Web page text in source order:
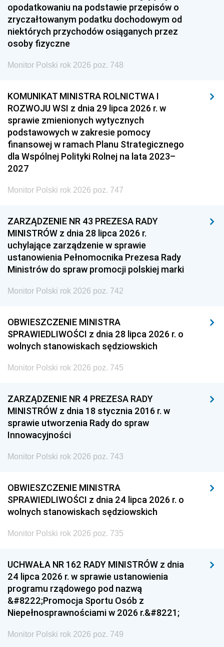
opodatkowaniu na podstawie przepisów o
zryczałtowanym podatku dochodowym od
niektórych przychodów osiąganych przez
osoby fizyczne
Monitor Polski rok 2026 poz. 748
KOMUNIKAT MINISTRA ROLNICTWA I
ROZWOJU WSI z dnia 29 lipca 2026 r. w
sprawie zmienionych wytycznych
podstawowych w zakresie pomocy
finansowej w ramach Planu Strategicznego
dla Wspólnej Polityki Rolnej na lata 2023–
2027
Monitor Polski rok 2026 poz. 747
ZARZĄDZENIE NR 43 PREZESA RADY
MINISTRÓW z dnia 28 lipca 2026 r.
uchylające zarządzenie w sprawie
ustanowienia Pełnomocnika Prezesa Rady
Ministrów do spraw promocji polskiej marki
Monitor Polski rok 2026 poz. 742
OBWIESZCZENIE MINISTRA
SPRAWIEDLIWOŚCI z dnia 28 lipca 2026 r. o
wolnych stanowiskach sędziowskich
Monitor Polski rok 2026 poz. 745
ZARZĄDZENIE NR 4 PREZESA RADY
MINISTRÓW z dnia 18 stycznia 2016 r. w
sprawie utworzenia Rady do spraw
Innowacyjności
Monitor Polski rok 2026 poz. 743
OBWIESZCZENIE MINISTRA
SPRAWIEDLIWOŚCI z dnia 24 lipca 2026 r. o
wolnych stanowiskach sędziowskich
Monitor Polski rok 2026 poz. 735
UCHWAŁA NR 162 RADY MINISTRÓW z dnia
24 lipca 2026 r. w sprawie ustanowienia
programu rządowego pod nazwą
&#8222;Promocja Sportu Osób z
Niepełnosprawnościami w 2026 r.&#8221;
Monitor Polski rok 2026 poz. 749